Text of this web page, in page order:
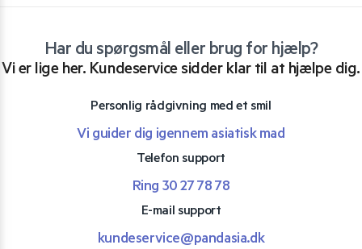
Har du spørgsmål eller brug for hjælp?
Vi er lige her. Kundeservice sidder klar til at hjælpe dig.
Personlig rådgivning med et smil
Vi guider dig igennem asiatisk mad
Telefon support
Ring 30 27 78 78
E-mail support
kundeservice@pandasia.dk